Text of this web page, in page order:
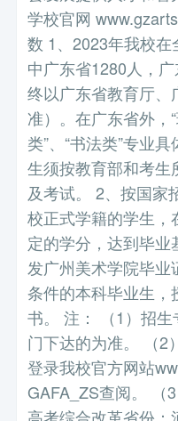
学校官网
数 1、2023年我校
中广东省1280人，
终以广东省教育厅、
准）。在广东省外，
类”、“书法类”专业
生须按教育部和考生
及考试。 2、按国家
校正式学籍的学生
定的学分，达到毕
发广州美术学院毕
条件的本科毕业生，
书。 注： （1）招
门下达的为准。 （2
登录我校官方网站
GAFA_ZS查阅。 （